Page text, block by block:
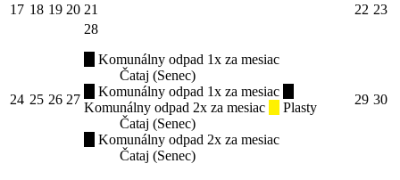
17 18 19 20 21 22 23
24 25 26 27
28
Komunálny odpad 1x za mesiac
Čataj (Senec)
Komunálny odpad 1x za mesiac
Komunálny odpad 2x za mesiac
Plasty
Čataj (Senec)
Komunálny odpad 2x za mesiac
Čataj (Senec)
29 30